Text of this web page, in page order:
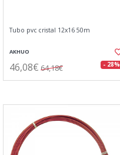
Tubo pvc cristal 12x16 50m
AKHUO
46,08€ 64,18€ - 28%